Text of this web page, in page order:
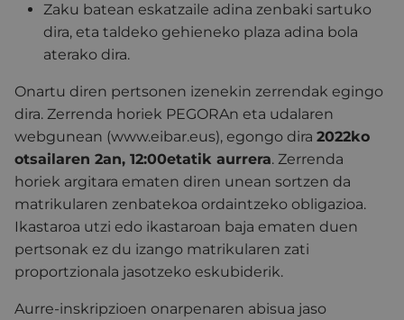
Zaku batean eskatzaile adina zenbaki sartuko
dira, eta taldeko gehieneko plaza adina bola
aterako dira.
Onartu diren pertsonen izenekin zerrendak egingo
dira. Zerrenda horiek PEGORAn eta udalaren
webgunean (www.eibar.eus), egongo dira 2022ko
otsailaren 2an, 12:00etatik aurrera. Zerrenda
horiek argitara ematen diren unean sortzen da
matrikularen zenbatekoa ordaintzeko obligazioa.
Ikastaroa utzi edo ikastaroan baja ematen duen
pertsonak ez du izango matrikularen zati
proportzionala jasotzeko eskubiderik.
Aurre-inskripzioen onarpenaren abisua jaso